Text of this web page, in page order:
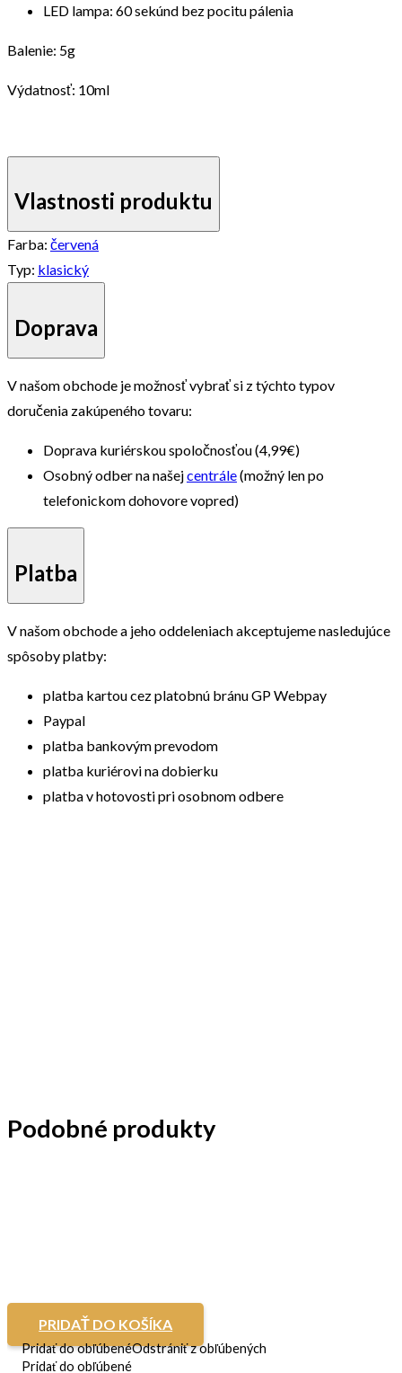
LED lampa: 60 sekúnd bez pocitu pálenia
Balenie: 5g
Výdatnosť: 10ml
Vlastnosti produktu
Farba: červená
Typ: klasický
Doprava
V našom obchode je možnosť vybrať si z týchto typov
doručenia zakúpeného tovaru:
Doprava kuriérskou spoločnosťou (4,99€)
Osobný odber na našejcentrále(možný len po
telefonickom dohovore vopred)
Platba
V našom obchode a jeho oddeleniach akceptujeme nasledujúce
spôsoby platby:
platba kartou cez platobnú bránu GP Webpay
Paypal
platba bankovým prevodom
platba kuriérovi na dobierku
platba v hotovosti pri osobnom odbere
Podobné produkty
PRIDAŤ DO KOŠÍKA
Pridať do obľúbenéOdstrániť z obľúbených
Pridať do obľúbené